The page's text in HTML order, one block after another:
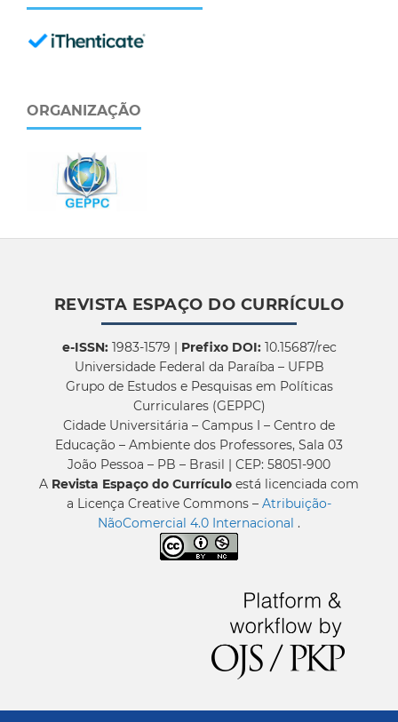
ORGANIZAÇÃO
REVISTA ESPAÇO DO CURRÍCULO
e-ISSN:1983-1579 | Prefixo DOI:10.15687/rec
Universidade Federal da Paraíba – UFPB
Grupo de Estudos e Pesquisas em Políticas
Curriculares (GEPPC)
Cidade Universitária – Campus I – Centro de
Educação – Ambiente dos Professores, Sala 03
João Pessoa – PB – Brasil | CEP: 58051-900
A Revista Espaço do Currículo está licenciada com
a Licença Creative Commons – Atribuição-
NãoComercial 4.0 Internacional .